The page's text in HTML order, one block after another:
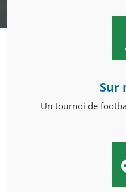
Sur
Un tournoi de